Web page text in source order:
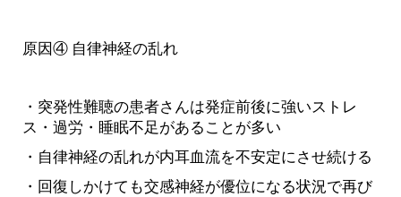
原因④ 自律神経の乱れ
・突発性難聴の患者さんは発症前後に強いストレ
ス・過労・睡眠不足があることが多い
・自律神経の乱れが内耳血流を不安定にさせ続ける
・回復しかけても交感神経が優位になる状況で再び